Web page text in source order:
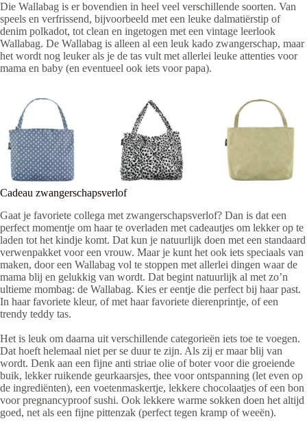
Die Wallabag is er bovendien in heel veel verschillende soorten. Van
speels en verfrissend, bijvoorbeeld met een leuke dalmatiërstip of
denim polkadot, tot clean en ingetogen met een vintage leerlook
Wallabag. De Wallabag is alleen al een leuk kado zwangerschap, maar
het wordt nog leuker als je de tas vult met allerlei leuke attenties voor
mama en baby (en eventueel ook iets voor papa).
Cadeau zwangerschapsverlof
Gaat je favoriete collega met zwangerschapsverlof? Dan is dat een
perfect momentje om haar te overladen met cadeautjes om lekker op te
laden tot het kindje komt. Dat kun je natuurlijk doen met een standaard
verwenpakket voor een vrouw. Maar je kunt het ook iets speciaals van
maken, door een Wallabag vol te stoppen met allerlei dingen waar de
mama blij en gelukkig van wordt. Dat begint natuurlijk al met zo’n
ultieme mombag: de Wallabag. Kies er eentje die perfect bij haar past.
In haar favoriete kleur, of met haar favoriete dierenprintje, of een
trendy teddy tas.
Het is leuk om daarna uit verschillende categorieën iets toe te voegen.
Dat hoeft helemaal niet per se duur te zijn. Als zij er maar blij van
wordt. Denk aan een fijne anti striae olie of boter voor die groeiende
buik, lekker ruikende geurkaarsjes, thee voor ontspanning (let even op
de ingrediënten), een voetenmaskertje, lekkere chocolaatjes of een bon
voor pregnancyproof sushi. Ook lekkere warme sokken doen het altijd
goed, net als een fijne pittenzak (perfect tegen kramp of weeën).